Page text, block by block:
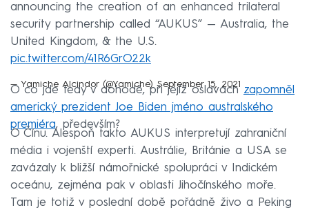
announcing the creation of an enhanced trilateral
security partnership called “AUKUS” — Australia, the
United Kingdom, & the U.S.
pic.twitter.com/41R6GrO22k
— Yamiche Alcindor (@Yamiche)September 15, 2021
O co jde tedy v dohodě, při jejíž oslavách zapomněl
americký prezident Joe Biden jméno australského
premiéra, především?
O Čínu. Alespoň takto AUKUS interpretují zahraniční
média i vojenští experti. Austrálie, Británie a USA se
zavázaly k bližší námořnické spolupráci v Indickém
oceánu, zejména pak v oblasti Jihočínského moře.
Tam je totiž v poslední době pořádně živo a Peking